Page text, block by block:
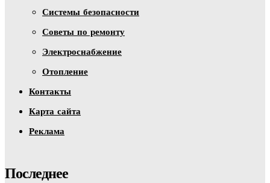
Системы безопасности
Советы по ремонту
Электроснабжение
Отопление
Контакты
Карта сайта
Реклама
Последнее